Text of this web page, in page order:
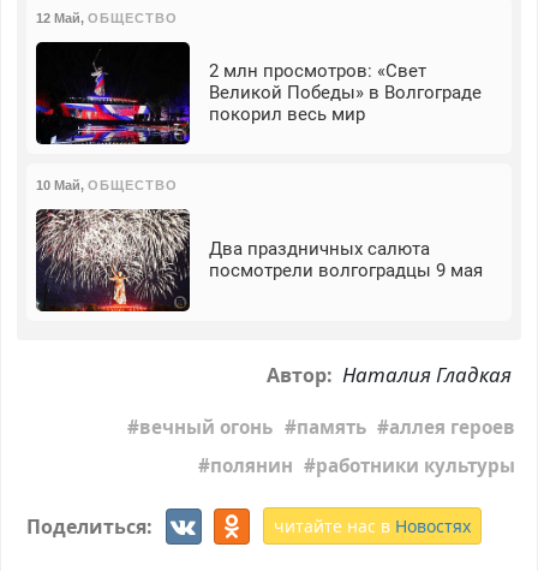
12 Май, ОБЩЕСТВО
2 млн просмотров: «Свет
Великой Победы» в Волгограде
покорил весь мир
10 Май, ОБЩЕСТВО
Два праздничных салюта
посмотрели волгоградцы 9 мая
Автор: Наталия Гладкая
вечный огонь память
аллея героев
полянин
работники культуры
Поделиться: читайте нас в Новостях